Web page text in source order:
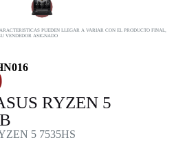
PUEDEN LLEGAR A VARIAR CON EL PRODUCTO FINAL,
VENDEDOR ASIGNADO
RYZEN 5
5 7535HS